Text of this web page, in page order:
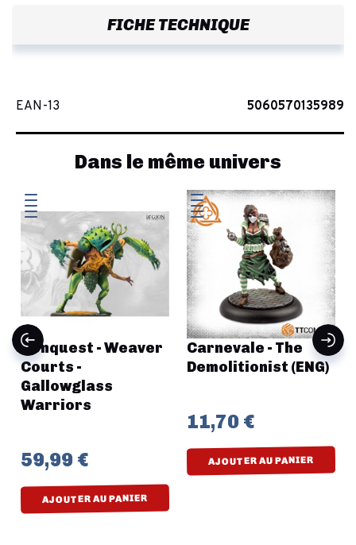
FICHE TECHNIQUE
EAN-13 5060570135989
Dans le même univers
Conquest - Weaver
Courts -
Gallowglass
Warriors
59,99 €
AJOUTER AU PANIER
Carnevale - The
Demolitionist (ENG)
11,70 €
AJOUTER AU PANIER